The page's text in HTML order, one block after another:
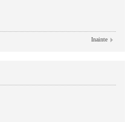
Inainte